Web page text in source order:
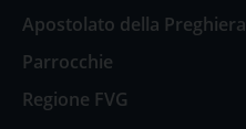
Apostolato della Preghiera
Parrocchie
Regione FVG